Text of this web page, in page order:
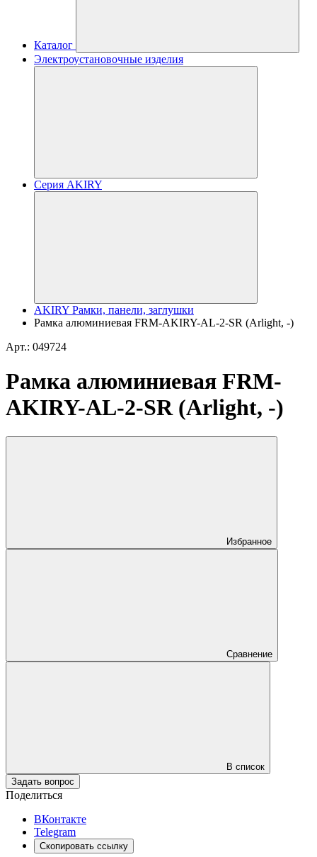
Каталог
Электроустановочные изделия
Серия AKIRY
AKIRY Рамки, панели, заглушки
Рамка алюминиевая FRM-AKIRY-AL-2-SR (Arlight, -)
Арт.: 049724
Рамка алюминиевая FRM-
AKIRY-AL-2-SR (Arlight, -)
Избранное
Сравнение
В список
Задать вопрос
Поделиться
ВКонтакте
Telegram
Скопировать ссылку